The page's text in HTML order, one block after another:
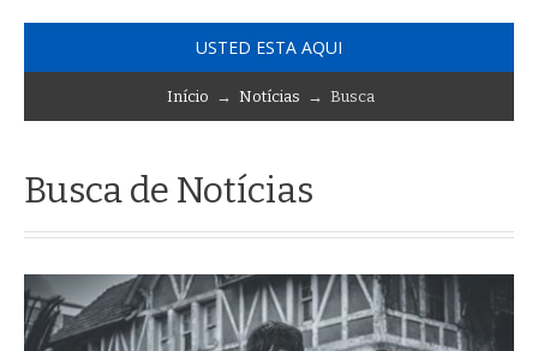
USTED ESTA AQUI
Início → Notícias → Busca
Busca de Notícias